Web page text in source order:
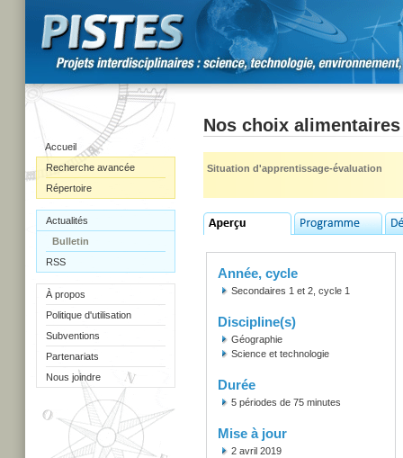
Accueil
Recherche avancée
Répertoire
Actualités
Bulletin
RSS
À propos
Politique d'utilisation
Subventions
Partenariats
Nous joindre
Nos choix
Situation d'apprentissage-évaluation
Année, cycle
Secondaires 1 et 2, cycle 1
Discipline(s)
Géographie
Science et technologie
Durée
5 périodes de 75 minutes
Mise à jour
2 avril 2019